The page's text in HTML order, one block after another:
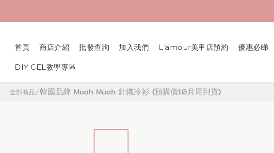
首頁 商店介紹 批發查詢 加入我們 L'amour美甲店預約 優惠必睇
DIY GEL教學專區
全部商品 /韓國品牌 Muah Muah 針織冷衫 (預購價10月尾到貨)